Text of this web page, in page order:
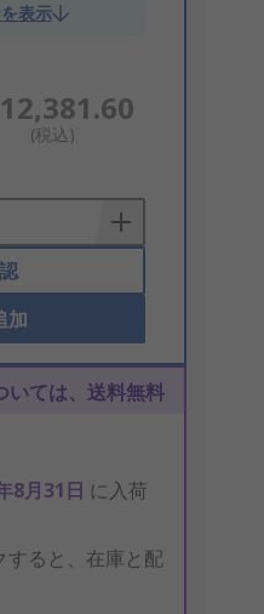
表示
(税込)
加
いては、送料無料
8月31日 に入荷
すると、在庫と配